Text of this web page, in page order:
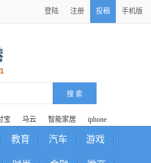
登陆 注册 投稿 手机版
宝 马云 智能家居 iphone
教育 汽车 游戏